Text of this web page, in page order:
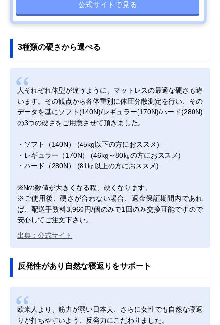
公式サイトで見る
3種類の硬さから選べる
人それぞれ体型が違うように、マットレスの最適な硬さも違
います。その観点から各体重別に体圧分散測定を行い、その
データを基にソフト(140N)/レギュラー(170N)/ハード(280N)
の3つの硬さをご用意させて頂きました。
・ソフト（140N） (45kg以下の方におススメ)
・レギュラー（170N） (46kg～80㎏の方におススメ)
・ハード（280N） (81㎏以上の方におススメ)
※Nの数値が大きくなる程、硬くなります。
※ご使用後、硬さが合わない場合、返金保証期間内であれ
ば、配送手数料3,960円/個のみで1回のみ交換可能ですので
安心してご注文下さい。
出典：公式サイト
反発性があり自然な寝返りをサポート
欧米人より、筋力が弱い日本人、さらに女性でも自然な寝返
りが打ちやすいよう、反発力にこだわりました。